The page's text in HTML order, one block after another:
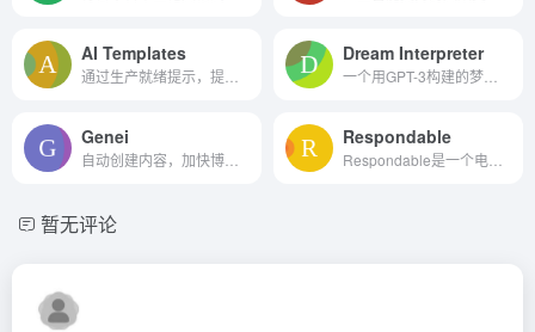
AI Templates Dream Interpreter
Genei Respondable
暂无评论